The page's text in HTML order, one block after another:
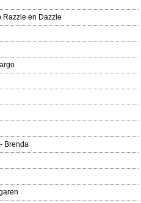
Razzle en Dazzle
Brenda